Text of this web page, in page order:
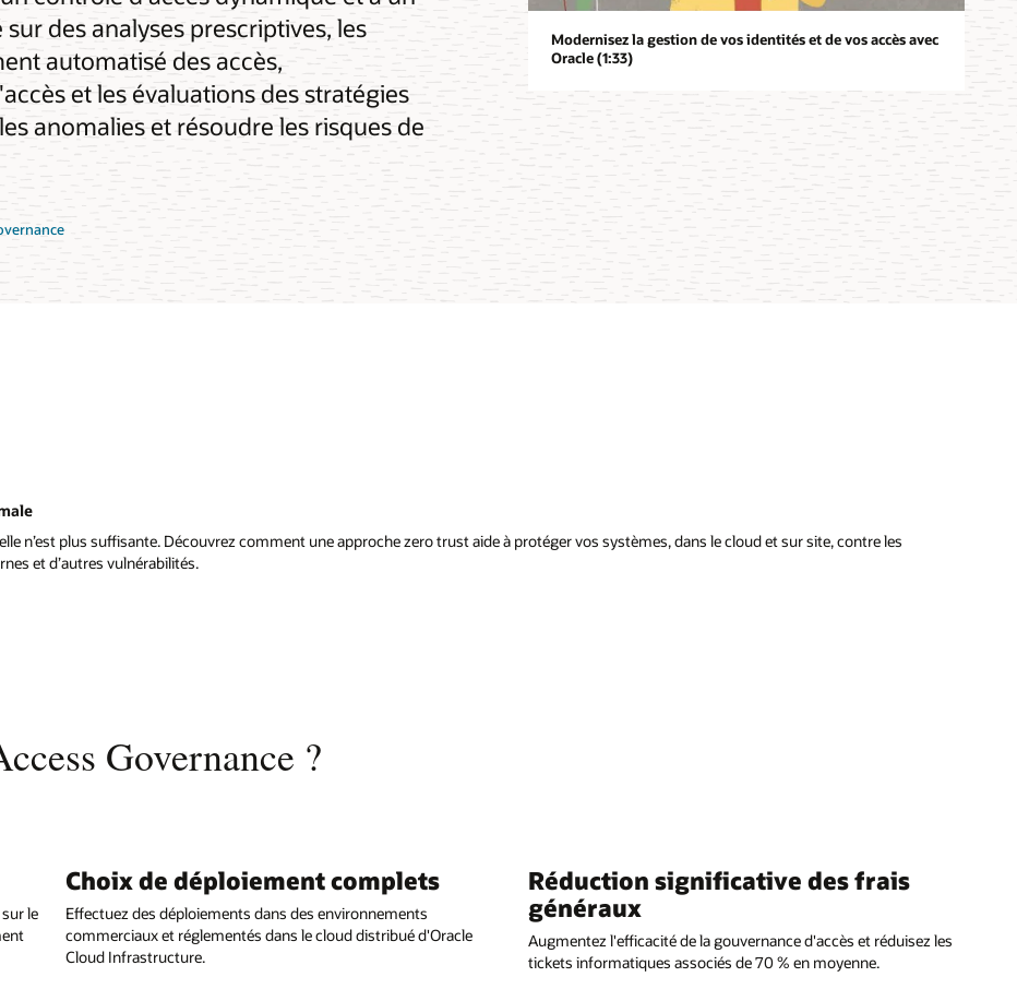
des analyses prescriptives, les
automatisé des accès,
et les évaluations des stratégies
anomalies et résoudre les risques de
Modernisez la gestion de vos identités et de vos accès avec
Oracle (1:33)
n’est plus suffisante. Découvrez comment une approche zero trust aide à protéger vos systèmes, dans le cloud et sur site, contre les
et d’autres vulnérabilités.
Governance ?
le
Choix de déploiement complets
Effectuez des déploiements dans des environnements
commerciaux et réglementés dans le cloud distribué d'Oracle
Cloud Infrastructure.
Réduction significative des frais
généraux
Augmentez l'efficacité de la gouvernance d'accès et réduisez les
tickets informatiques associés de 70 % en moyenne.